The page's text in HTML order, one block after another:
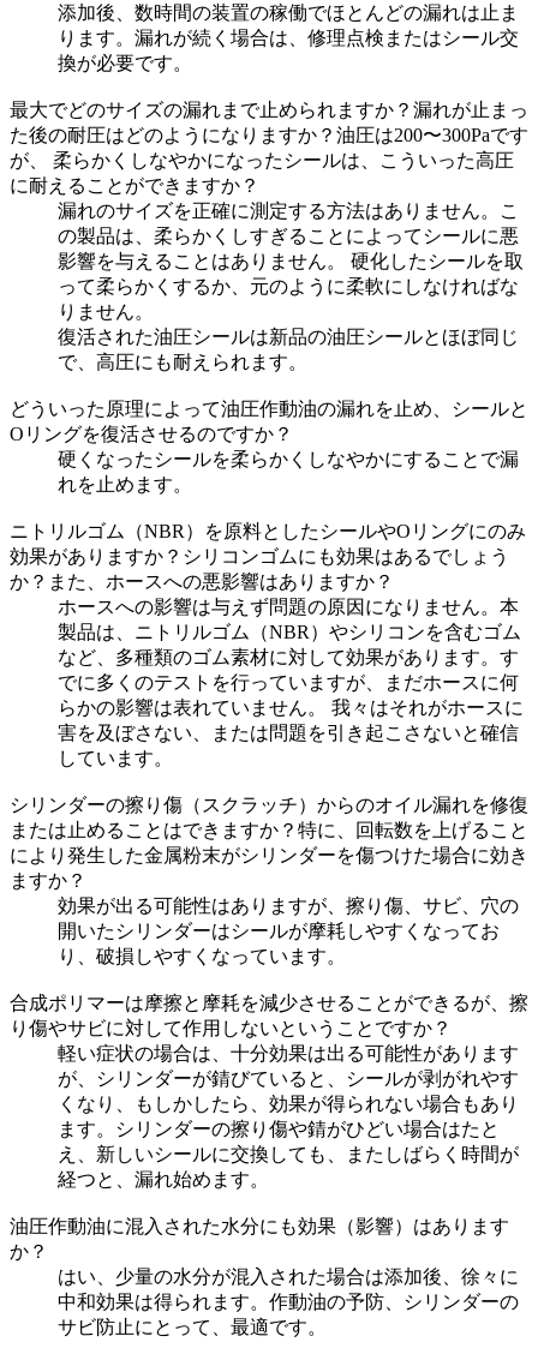
添加後、数時間の装置の稼働でほとんどの漏れは止ま
ります。漏れが続く場合は、修理点検またはシール交
換が必要です。
最大でどのサイズの漏れまで止められますか？漏れが止まっ
た後の耐圧はどのようになりますか？油圧は200〜300Paです
が、 柔らかくしなやかになったシールは、こういった高圧
に耐えることができますか？
漏れのサイズを正確に測定する方法はありません。こ
の製品は、柔らかくしすぎることによってシールに悪
影響を与えることはありません。 硬化したシールを取
って柔らかくするか、元のように柔軟にしなければな
りません。
復活された油圧シールは新品の油圧シールとほぼ同じ
で、高圧にも耐えられます。
どういった原理によって油圧作動油の漏れを止め、シールと
Oリングを復活させるのですか？
硬くなったシールを柔らかくしなやかにすることで漏
れを止めます。
ニトリルゴム（NBR）を原料としたシールやOリングにのみ
効果がありますか？シリコンゴムにも効果はあるでしょう
か？また、ホースへの悪影響はありますか？
ホースへの影響は与えず問題の原因になりません。本
製品は、ニトリルゴム（NBR）やシリコンを含むゴム
など、多種類のゴム素材に対して効果があります。す
でに多くのテストを行っていますが、まだホースに何
らかの影響は表れていません。 我々はそれがホースに
害を及ぼさない、または問題を引き起こさないと確信
しています。
シリンダーの擦り傷（スクラッチ）からのオイル漏れを修復
または止めることはできますか？特に、回転数を上げること
により発生した金属粉末がシリンダーを傷つけた場合に効き
ますか？
効果が出る可能性はありますが、擦り傷、サビ、穴の
開いたシリンダーはシールが摩耗しやすくなってお
り、破損しやすくなっています。
合成ポリマーは摩擦と摩耗を減少させることができるが、擦
り傷やサビに対して作用しないということですか？
軽い症状の場合は、十分効果は出る可能性があります
が、シリンダーが錆びていると、シールが剥がれやす
くなり、もしかしたら、効果が得られない場合もあり
ます。シリンダーの擦り傷や錆がひどい場合はたと
え、新しいシールに交換しても、またしばらく時間が
経つと、漏れ始めます。
油圧作動油に混入された水分にも効果（影響）はあります
か？
はい、少量の水分が混入された場合は添加後、徐々に
中和効果は得られます。作動油の予防、シリンダーの
サビ防止にとって、最適です。